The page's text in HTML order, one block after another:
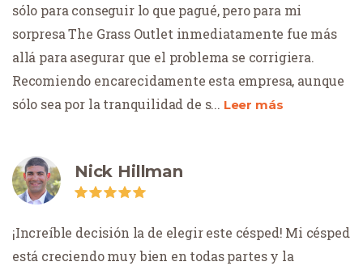
sólo para conseguir lo que pagué, pero para mi
sorpresa The Grass Outlet inmediatamente fue más
allá para asegurar que el problema se corrigiera.
Recomiendo encarecidamente esta empresa, aunque
sólo sea por la tranquilidad de s... Leer más
Nick Hillman
¡Increíble decisión la de elegir este césped! Mi césped
está creciendo muy bien en todas partes y la